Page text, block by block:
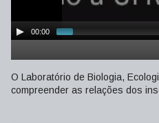
00:00
O Laboratório de Biologia,
compreender as relações dos